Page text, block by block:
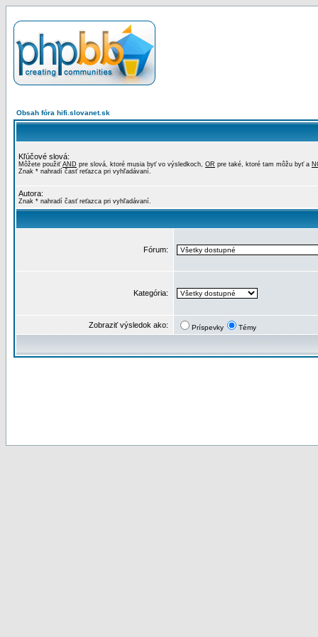
Obsah fóra hifi.slovanet.sk
Kľúčové slová:
Môžete použiť AND pre slová, ktoré musia byť vo výsledkoch, OR pre také, ktoré tam môžu byť a
Znak * nahradí časť reťazca pri vyhľadávaní.
Autora:
Znak * nahradí časť reťazca pri vyhľadávaní.
Fórum:
Kategória:
Zobraziť výsledok ako: Príspevky Témy